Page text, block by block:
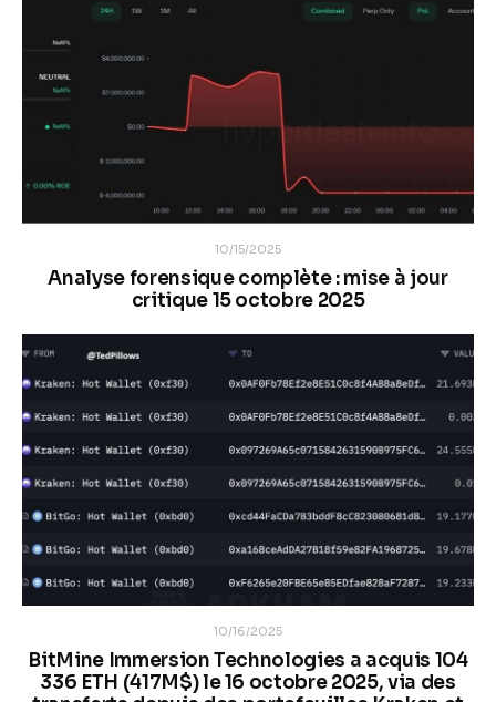
10/15/2025
Analyse forensique complète : mise à jour
critique 15 octobre 2025
10/16/2025
BitMine Immersion Technologies a acquis 104
336 ETH (417M$) le 16 octobre 2025, via des